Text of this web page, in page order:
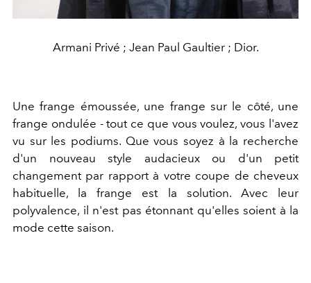
Armani Privé ; Jean Paul Gaultier ; Dior.
Une frange émoussée, une frange sur le côté, une
frange ondulée - tout ce que vous voulez, vous l'avez
vu sur les podiums. Que vous soyez à la recherche
d'un nouveau style audacieux ou d'un petit
changement par rapport à votre coupe de cheveux
habituelle, la frange est la solution. Avec leur
polyvalence, il n'est pas étonnant qu'elles soient à la
mode cette saison.